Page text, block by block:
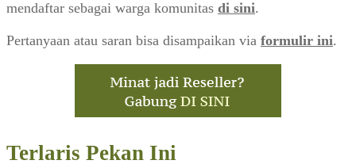
mendaftar sebagai warga komunitas di sini.
Pertanyaan atau saran bisa disampaikan via formulir ini.
Terlaris Pekan Ini